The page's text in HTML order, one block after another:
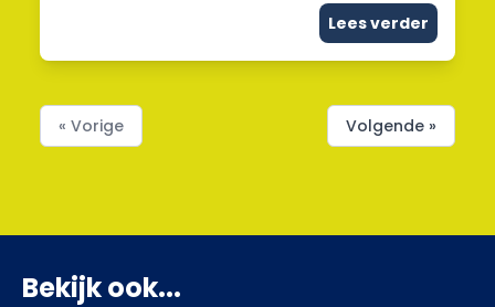
Lees verder
« Vorige Volgende »
Bekijk ook...